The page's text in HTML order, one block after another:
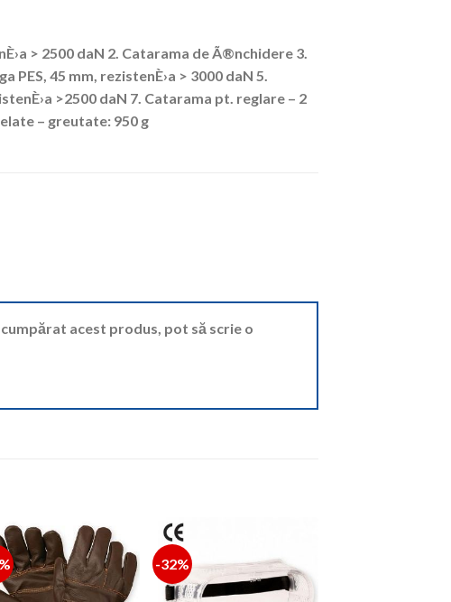
> 2500 daN 2. Catarama de Ã®nchidere 3.
PES, 45 mm, rezistenÈ›a > 3000 daN 5.
>2500 daN 7. Catarama pt. reglare – 2
– greutate: 950 g
acest produs, pot să scrie o
-32%